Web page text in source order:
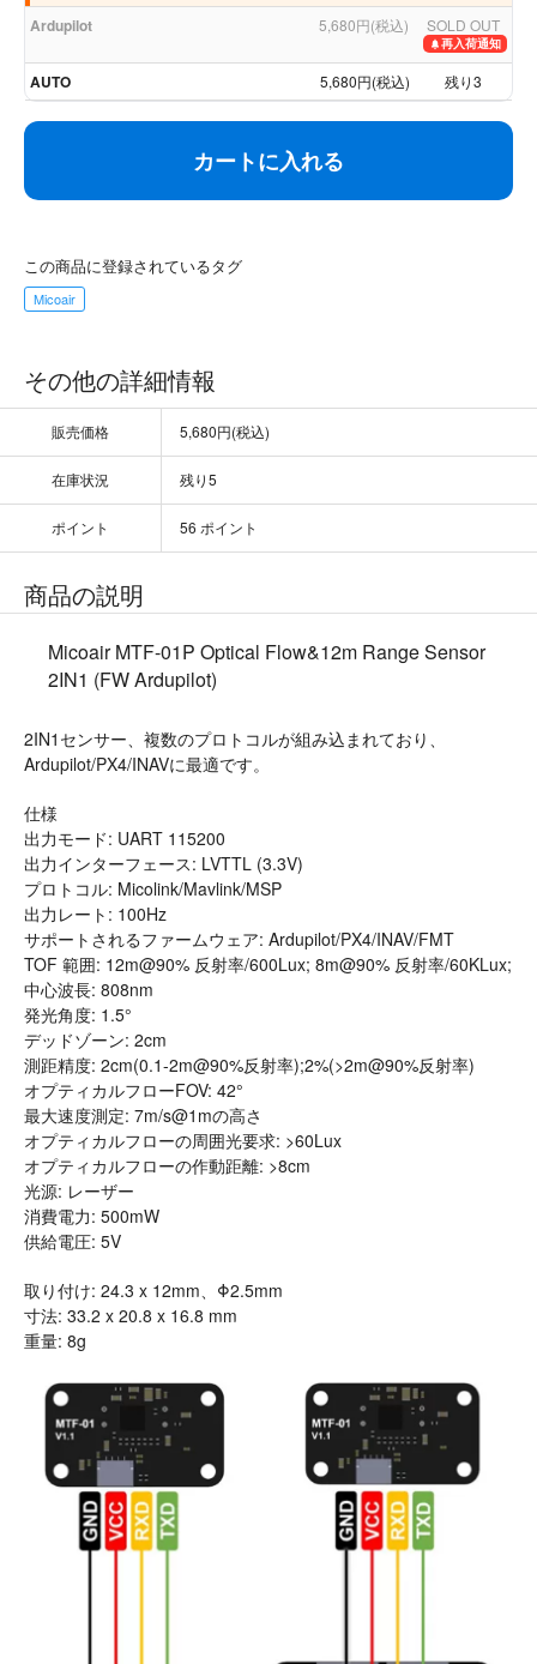
Ardupilot
5,680円(税込) SOLD OUT
再入荷通知
AUTO 5,680円(税込) 残り3
カートに入れる
この商品に登録されているタグ
Micoair
その他の詳細情報
販売価格 5,680円(税込)
在庫状況 残り5
ポイント 56 ポイント
商品の説明
Micoair MTF-01P Optical Flow&12m Range Sensor
2IN1 (FW Ardupilot)
2IN1センサー、複数のプロトコルが組み込まれており、
Ardupilot/PX4/INAVに最適です。
仕様
出力モード: UART 115200
出力インターフェース: LVTTL (3.3V)
プロトコル: Micolink/Mavlink/MSP
出力レート: 100Hz
サポートされるファームウェア: Ardupilot/PX4/INAV/FMT
TOF 範囲: 12m@90% 反射率/600Lux; 8m@90% 反射率/60KLux;
中心波長: 808nm
発光角度: 1.5°
デッドゾーン: 2cm
測距精度: 2cm(0.1-2m@90%反射率);2%(>2m@90%反射率)
オプティカルフローFOV: 42°
最大速度測定: 7m/s@1mの高さ
オプティカルフローの周囲光要求: >60Lux
オプティカルフローの作動距離: >8cm
光源: レーザー
消費電力: 500mW
供給電圧: 5V
取り付け: 24.3 x 12mm、Φ2.5mm
寸法: 33.2 x 20.8 x 16.8 mm
重量: 8g